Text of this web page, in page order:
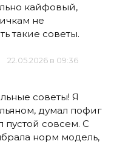
кайфовый,
не
такие советы.
22.05.2026 в 09:36
советы! Я
думал пофиг
пустой совсем. С
норм модель,